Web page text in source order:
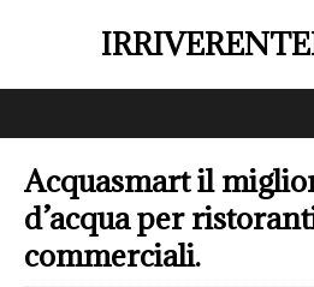
Acquasmart il
d’acqua per
commerciali.